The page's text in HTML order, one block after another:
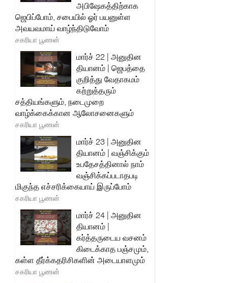
அபிஷேகத்திற்காக
ஜெபிப்போம், சபையில் ஓர் பயனுள்ள
அவயவமாய் வாழ்ந்திடுவோம்
சகரியா பூணன்
மார்ச் 22 | அனுதின
தியானம் | ஜெபத்தை
குறித்து வேதாகமம்
கற்றுத்தரும்
சத்தியங்களும், நடைமுறை
வாழ்க்கைக்கான ஆலோசனைகளும்
சகரியா பூணன்
மார்ச் 23 | அனுதின
தியானம் | வஞ்சிக்கும்
உபதேசத்தினால் நாம்
வஞ்சிக்கப்படாதபடி
மிகுந்த எச்சரிக்கையாய் இருப்போம்
சகரியா பூணன்
மார்ச் 24 | அனுதின
தியானம் |
கர்த்தருடைய வசனம்
கிடைக்காத பஞ்சமும்,
கள்ள தீர்க்கதரிசிகளின் அடையாளமும்
சகரியா பூணன்